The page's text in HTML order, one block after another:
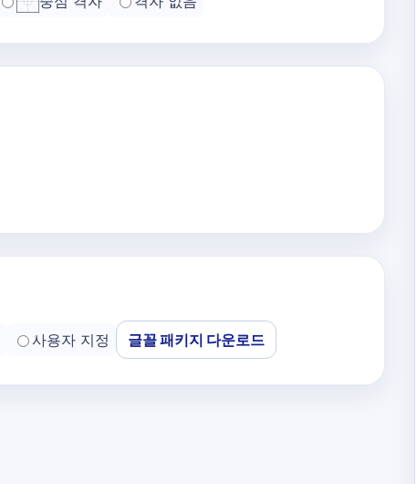
사용자 지정 글꼴 패키지 다운로드